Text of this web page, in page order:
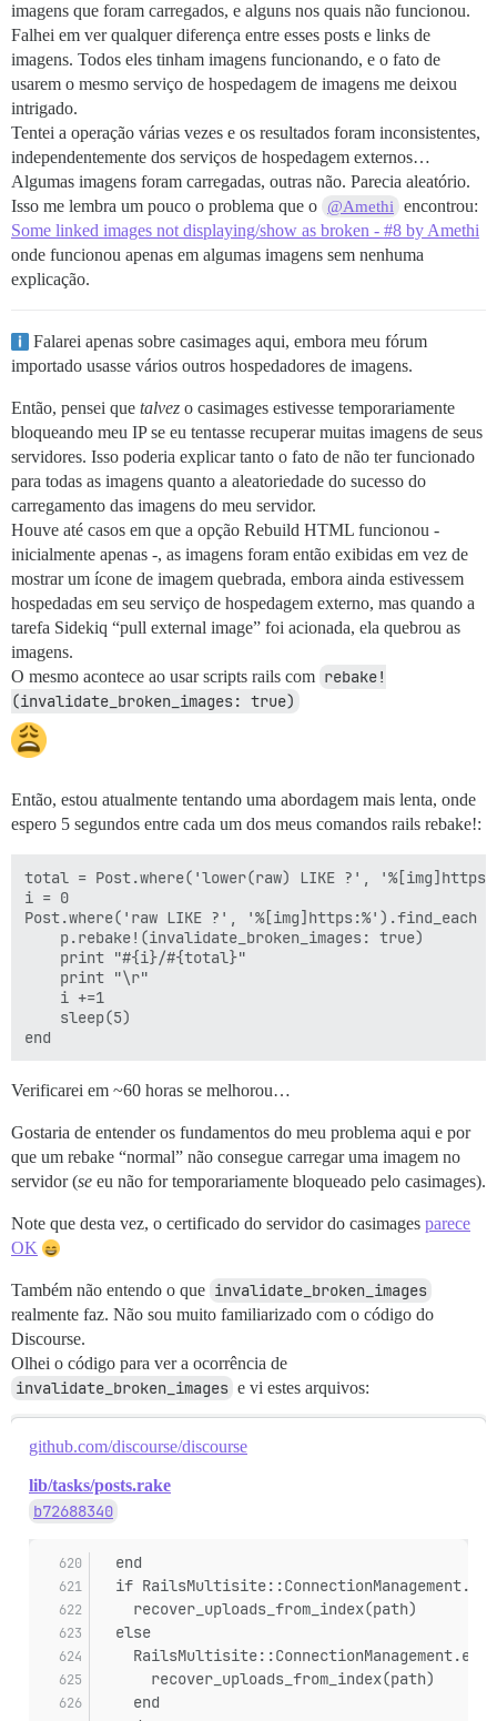
imagens que foram carregados, e alguns nos quais não funcionou.
Falhei em ver qualquer diferença entre esses posts e links de
imagens. Todos eles tinham imagens funcionando, e o fato de
usarem o mesmo serviço de hospedagem de imagens me deixou
intrigado.
Tentei a operação várias vezes e os resultados foram inconsistentes,
independentemente dos serviços de hospedagem externos…
Algumas imagens foram carregadas, outras não. Parecia aleatório.
Isso me lembra um pouco o problema que o @Amethi
encontrou:
Some linked images not displaying/show as broken - #8 by Amethi
onde funcionou apenas em algumas imagens sem nenhuma
explicação.
Falarei apenas sobre casimages aqui, embora meu fórum
importado usasse vários outros hospedadores de imagens.
Então, pensei que talvez o casimages estivesse temporariamente
bloqueando meu IP se eu tentasse recuperar muitas imagens de seus
servidores. Isso poderia explicar tanto o fato de não ter funcionado
para todas as imagens quanto a aleatoriedade do sucesso do
carregamento das imagens do meu servidor.
Houve até casos em que a opção Rebuild HTML funcionou -
inicialmente apenas -, as imagens foram então exibidas em vez de
mostrar um ícone de imagem quebrada, embora ainda estivessem
hospedadas em seu serviço de hospedagem externo, mas quando a
tarefa Sidekiq “pull external image” foi acionada, ela quebrou as
imagens.
O mesmo acontece ao usar scripts rails com rebake!
(invalidate_broken_images: true)
Então, estou atualmente tentando uma abordagem mais lenta, onde
espero 5 segundos entre cada um dos meus comandos rails rebake!:
total = Post.where('lower(raw) LIKE ?',
i = 0
Post.where('raw LIKE ?', '%[img]https:%').find_each
    p.rebake!(invalidate_broken_images: true)
    print "#{i}/#{total}"
    print "\r"
    i +=1
    sleep(5)
Verificarei em ~60 horas se melhorou…
Gostaria de entender os fundamentos do meu problema aqui e por
que um rebake “normal” não consegue carregar uma imagem no
servidor (se eu não for temporariamente bloqueado pelo casimages).
Note que desta vez, o certificado do servidor do casimages parece
OK
Também não entendo o que invalidate_broken_images
realmente faz. Não sou muito familiarizado com o código do
Discourse.
Olhei o código para ver a ocorrência de
invalidate_broken_images e vi estes arquivos:
github.com/discourse/discourse
lib/tasks/posts.rake
b72688340
  end
if
    recover_uploads_from_index(path)
  else
      recover_uploads_from_index(path)
    end